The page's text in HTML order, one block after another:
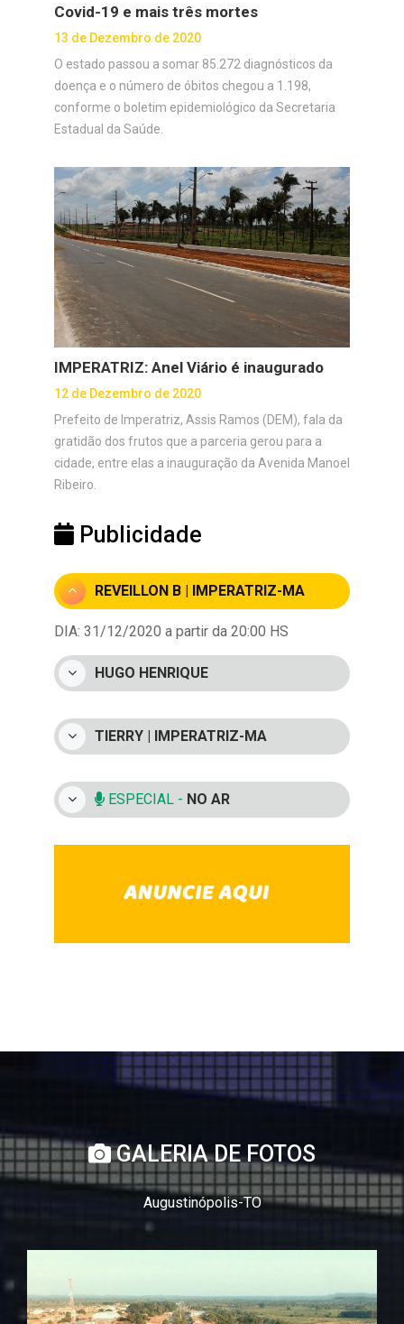
Covid-19 e mais três mortes
13 de Dezembro de 2020
O estado passou a somar 85.272 diagnósticos da
doença e o número de óbitos chegou a 1.198,
conforme o boletim epidemiológico da Secretaria
Estadual da Saúde.
IMPERATRIZ: Anel Viário é inaugurado
12 de Dezembro de 2020
Prefeito de Imperatriz, Assis Ramos (DEM), fala da
gratidão dos frutos que a parceria gerou para a
cidade, entre elas a inauguração da Avenida Manoel
Ribeiro.
Publicidade
REVEILLON B | IMPERATRIZ-MA
DIA: 31/12/2020 a partir da 20:00 HS
HUGO HENRIQUE
TIERRY | IMPERATRIZ-MA
ESPECIAL - NO AR
GALERIA DE FOTOS
Augustinópolis-TO